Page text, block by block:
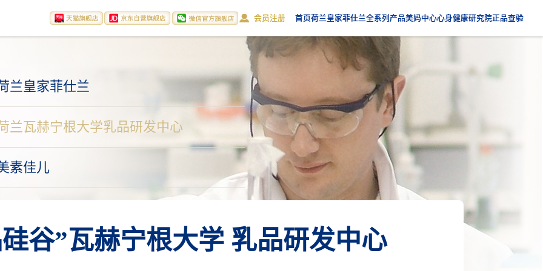
会员注册 首页荷兰皇家菲仕兰全系列产品美妈中心心身健康研究院正品查验
兰皇家菲仕兰
兰瓦赫宁根大学乳品研发中心
素佳儿
谷”瓦赫宁根大学 乳品研发中心